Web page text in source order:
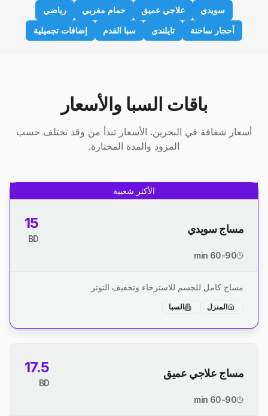
سويدي علاجي عميق حمام مغربي
رياضي
أحجار ساخنة
تايلندي سبا القدم إضافات تجميلية
باقات السبا والأسعار
أسعار شفافة في البحرين. الأسعار تبدأ من وقد تختلف حسب
المزود والمدة المختارة.
الأكثر شعبية
مساج سويدي 15
BD
60-90 min
مساج كامل للجسم للاسترخاء وتخفيف التوتر
المنزل السبا
مساج علاجي عميق 17.5
BD
60-90 min